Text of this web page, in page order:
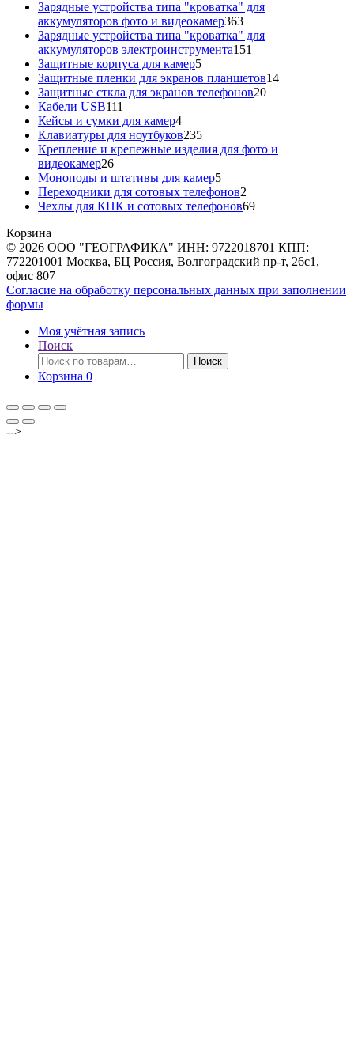
Зарядные устройства типа "кроватка" для
аккумуляторов фото и видеокамер363363
товара
Зарядные устройства типа "кроватка" для
аккумуляторов электроинструмента151
Защитные корпуса для камер55
товаров
Защитные пленки для экранов планшетов1414
Защитные сткла для экранов телефонов2020
Кабели USB111
товаров
Кейсы и сумки для камер44
товара
Клавиатуры для ноутбуков235235
товаров
Крепление и крепежные изделия для фото и
видеокамер2626
товаров
Моноподы и штативы для камер55
товаров
Переходники для сотовых телефонов2
товара
Чехлы для КПК и сотовых телефонов6969
Корзина
© 2026 ООО "ГЕОГРАФИКА" ИНН: 9722018701 КПП:
772201001 Москва, БЦ Россия, Волгоградский пр-т, 26с1,
офис 807
Согласие на обработку персональных данных при заполнении
формы
Моя учётная запись
Поиск
Искать:
Поиск
Корзина 0
-->